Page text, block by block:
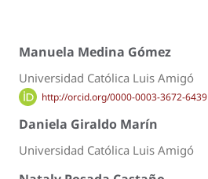
Manuela Medina Gómez
Universidad Católica Luis Amigó
http://orcid.org/0000-0003-3672-6439
Daniela Giraldo Marín
Universidad Católica Luis Amigó